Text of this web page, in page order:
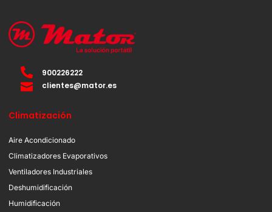
900226222
clientes@mator.es
Climatización
Aire Acondicionado
Climatizadores Evaporativos
Ventiladores Industriales
Deshumidificación
Humidificación